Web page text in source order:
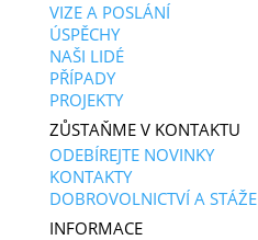
VIZE A POSLÁNÍ
ÚSPĚCHY
NAŠI LIDÉ
PŘÍPADY
PROJEKTY
ZŮSTAŇME V KONTAKTU
ODEBÍREJTE NOVINKY
KONTAKTY
DOBROVOLNICTVÍ A STÁŽE
INFORMACE